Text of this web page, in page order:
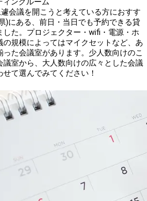
会議を開こうと考えている方におすす
)にある、前日・当日でも予約できる貸
した。プロジェクター・wifi・電源・ホ
の規模によってはマイクセットなど、あ
った会議室があります。少人数向けのこ
議室から、大人数向けの広々とした会議
て選んでみてください！